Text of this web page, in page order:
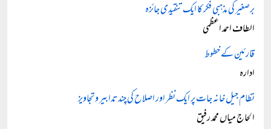
برصغیر کی مذہبی فکر کا ایک تنقیدی جائزہ
الطاف احمد اعظمی
قارئین کے خطوط
ادارہ
نظام جیل خانہ جات پر ایک نظر اور اصلاح کی چند تدابیر وتجاویز
الحاج میاں محمد رفیق